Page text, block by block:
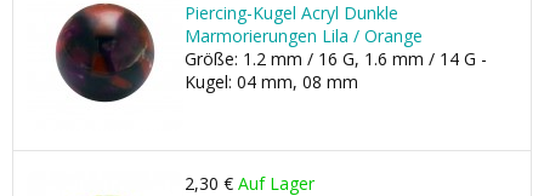
Piercing-Kugel Acryl Dunkle
Marmorierungen Lila / Orange
Größe: 1.2 mm / 16 G, 1.6 mm / 14 G -
Kugel: 04 mm, 08 mm
2,30 € Auf Lager